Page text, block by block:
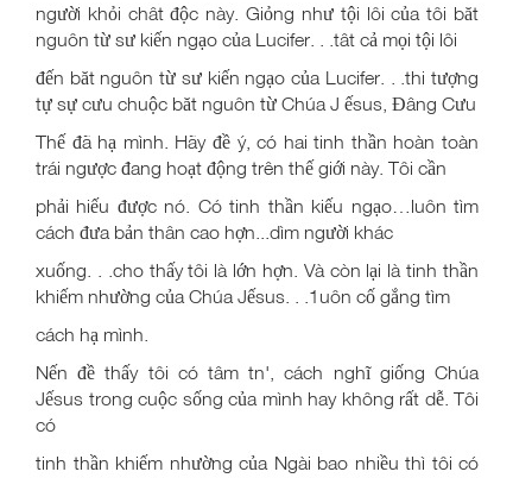
người khỏi chât độc này. Giỏng như tội lôi của tôi băt
nguôn từ sư kiến ngạo của Lucifer. . .tât cả mọi tội lôi
đến băt nguôn từ sư kiến ngạo của Lucifer. . .thi tượng
tự sự cưu chuộc băt nguôn từ Chúa J ếsus, Đâng Cưu
Thế đã hạ mình. Hãy đề ý, có hai tinh thần hoàn toàn
trái ngược đang hoạt động trên thế giới này. Tôi cần
phải hiếu được nó. Có tinh thần kiếu ngạo…luôn tìm
cách đưa bản thân cao hợn...dìm người khác
xuống. . .cho thấy tôi là lớn hợn. Và còn lại là tinh thần
khiếm nhường của Chúa Jếsus. . .1uôn cố gắng tìm
cách hạ mình.
Nến đề thấy tôi có tâm tn', cách nghĩ giống Chúa
Jếsus trong cuộc sống của mình hay không rất dễ. Tôi
có
tinh thần khiếm nhường của Ngài bao nhiều thì tôi có